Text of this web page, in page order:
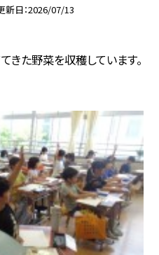
新日 2026/07/13
きた野菜を収穫しています。